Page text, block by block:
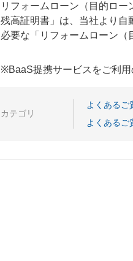
リフォームローン（目的ロ
残高証明書」は、当社より自
必要な「リフォームローン（
※BaaS提携サービスをご利用
カテゴリ
よくあるご
よくあるご